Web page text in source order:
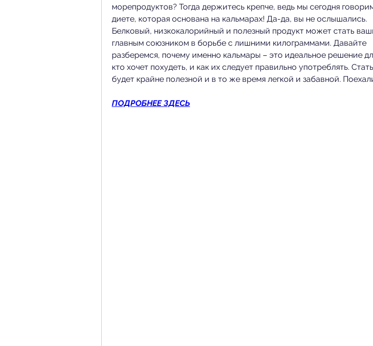
морепродуктов? Тогда держитесь крепче, ведь мы сегодня
диете, которая основана на кальмарах! Да-да, вы не ослышались.
Белковый, низкокалорийный и полезный продукт может стать
главным союзником в борьбе с лишними килограммами. Давайте
разберемся, почему именно кальмары – это идеальное решение
кто хочет похудеть, и как их следует правильно употреблять.
будет крайне полезной и в то же время легкой и забавной.
ПОДРОБНЕЕ ЗДЕСЬ